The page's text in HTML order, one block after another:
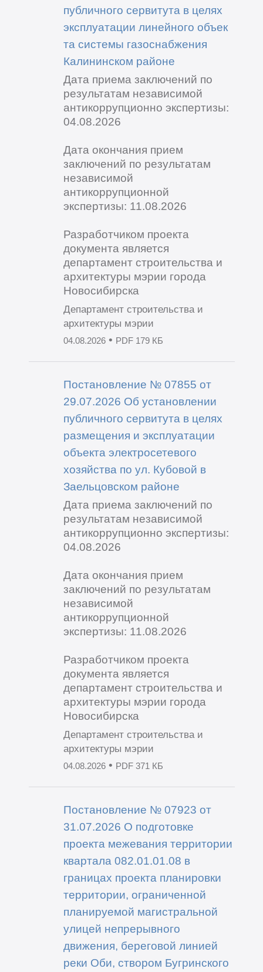
публичного сервитута в целях
эксплуатации линейного объек
та системы газоснабжения
Калининском районе
Дата приема заключений по
результатам независимой
антикоррупционно экспертизы:
04.08.2026
Дата окончания прием
заключений по результатам
независимой
антикоррупционной
экспертизы: 11.08.2026
Разработчиком проекта
документа является
департамент строительства и
архитектуры мэрии города
Новосибирска
Департамент строительства и
архитектуры мэрии
04.08.2026• PDF 179 КБ
Постановление № 07855 от
29.07.2026 Об установлении
публичного сервитута в целях
размещения и эксплуатации
объекта электросетевого
хозяйства по ул. Кубовой в
Заельцовском районе
Дата приема заключений по
результатам независимой
антикоррупционно экспертизы:
04.08.2026
Дата окончания прием
заключений по результатам
независимой
антикоррупционной
экспертизы: 11.08.2026
Разработчиком проекта
документа является
департамент строительства и
архитектуры мэрии города
Новосибирска
Департамент строительства и
архитектуры мэрии
04.08.2026• PDF 371 КБ
Постановление № 07923 от
31.07.2026 О подготовке
проекта межевания территории
квартала 082.01.01.08 в
границах проекта планировки
территории, ограниченной
планируемой магистральной
улицей непрерывного
движения, береговой линией
реки Оби, створом Бугринского